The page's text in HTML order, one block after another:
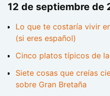
12 de septiembre de
Lo que te costaría vivir
(si eres español)
Cinco platos típicos de
Siete cosas que creías
sobre Gran Bretaña